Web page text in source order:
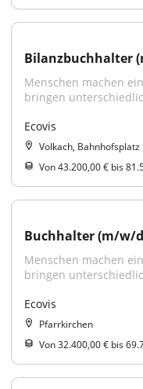
Bilanzbuchhalter
Menschen machen
bringen
Ecovis
Volkach, Bahnhofsplatz
Von 43.200,00 € bis
Buchhalter (m/w/
Menschen machen
bringen
Ecovis
Pfarrkirchen
Von 32.400,00 € bis